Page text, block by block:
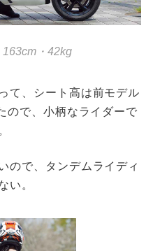
163cm・42kg
て、シート高は前モデル
ので、小柄なライダーで
ので、タンデムライディ
い。